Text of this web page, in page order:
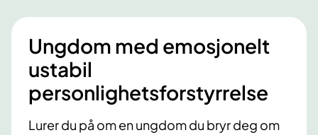
Ungdom med emosjonelt
ustabil
personlighetsforstyrrelse
Lurer du på om en ungdom du bryr deg om